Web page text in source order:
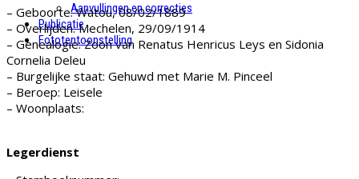
Aanvullingen en correcties
Publicatie
Fototentoonstelling
– Geboorte: Watou, 08/02/1889
– Overlijden: Mechelen, 29/09/1914
– Genealogie: Zoon van Renatus Henricus Leys en Sidonia
Cornelia Deleu
– Burgelijke staat: Gehuwd met Marie M. Pinceel
– Beroep: Leisele
– Woonplaats:
Legerdienst